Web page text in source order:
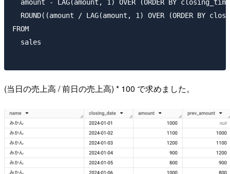
amount - LAG(amount, 1) OVER (ORDER BY
ROUND((amount / LAG(amount, 1) OVER (ORDER BY
FROM
  sales
(当日の売上高 / 前日の売上高) * 100 で求めました。